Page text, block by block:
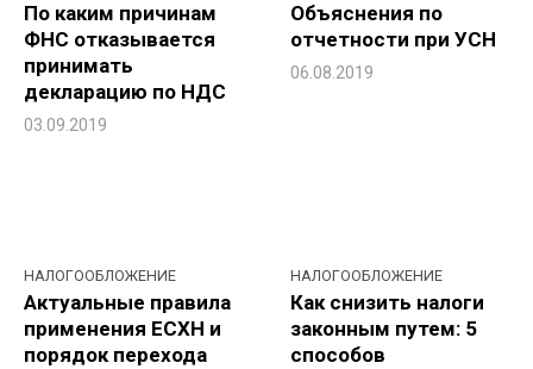
По каким причинам
ФНС отказывается
принимать
декларацию по НДС
03.09.2019
Объяснения по
отчетности при УСН
06.08.2019
НАЛОГООБЛОЖЕНИЕ
Актуальные правила
применения ЕСХН и
порядок перехода
НАЛОГООБЛОЖЕНИЕ
Как снизить налоги
законным путем: 5
способов